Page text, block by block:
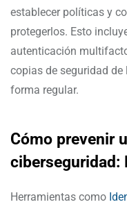
establecer políticas y
protegerlos. Esto
autenticación
copias de seguridad
forma regular.
Cómo prevenir
ciberseguridad:
Herramientas como